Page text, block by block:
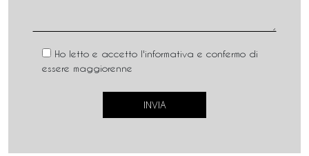
Ho letto e accetto l'informativa e confermo di
essere maggiorenne